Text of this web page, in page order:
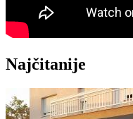
Najčitanije